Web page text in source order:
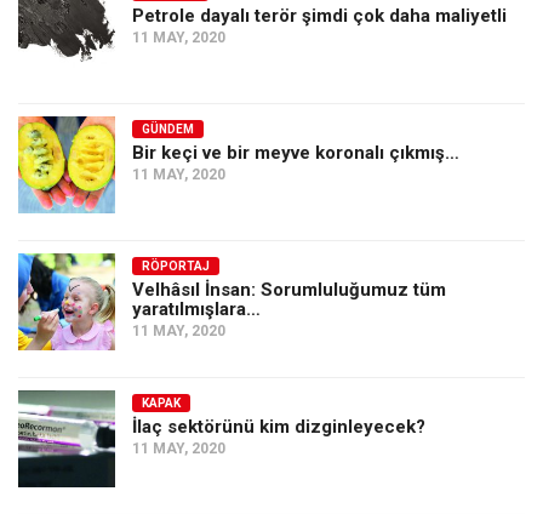
Petrole dayalı terör şimdi çok daha maliyetli
11 MAY, 2020
GÜNDEM
Bir keçi ve bir meyve koronalı çıkmış…
11 MAY, 2020
RÖPORTAJ
Velhâsıl İnsan: Sorumluluğumuz tüm
yaratılmışlara…
11 MAY, 2020
KAPAK
İlaç sektörünü kim dizginleyecek?
11 MAY, 2020